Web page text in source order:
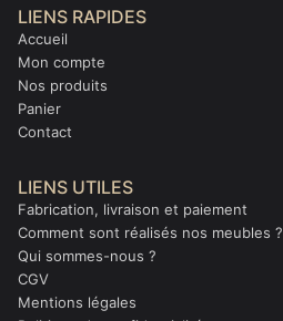
LIENS RAPIDES
Accueil
Mon compte
Nos produits
Panier
Contact
LIENS UTILES
Fabrication, livraison et paiement
Comment sont réalisés nos meubles ?
Qui sommes-nous ?
CGV
Mentions légales